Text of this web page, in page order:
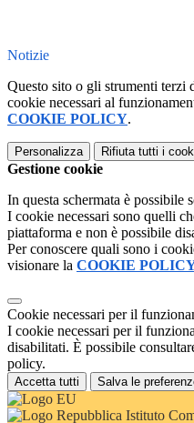
Notizie
Questo sito o gli strumenti terzi
cookie necessari al
COOKIE POLICY.
Personalizza Rifiuta tutti i
Gestione cookie
In questa schermata è possibile
I cookie necessari sono quelli
piattaforma e non è possibile
Per conoscere quali sono i
visionare la COOKIE
Cookie necessari per il
I cookie necessari per il
disabilitati. È possibile
policy.
Accetta tutti Salva le
Istituto